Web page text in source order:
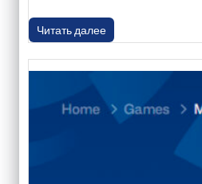
Читать далее